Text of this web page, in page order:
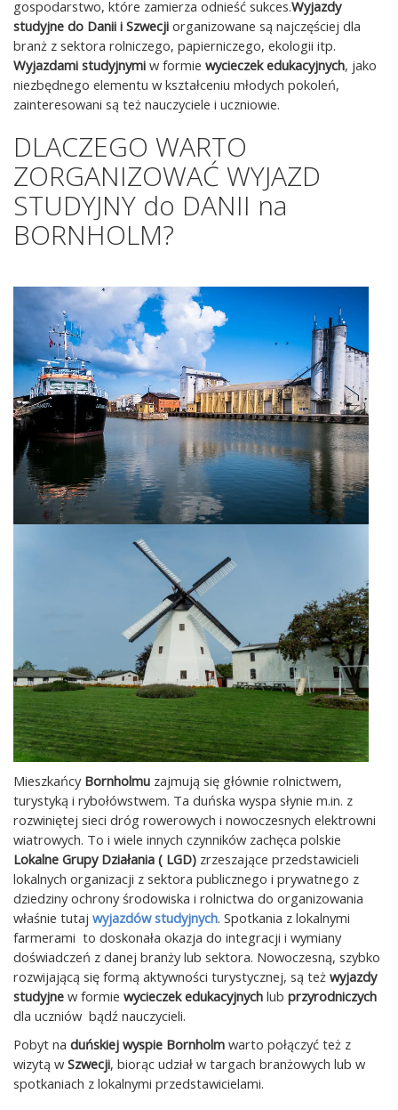
gospodarstwo, które zamierza odnieść sukces.Wyjazdy
studyjne do Danii i Szwecji organizowane są najczęściej dla
branż z sektora rolniczego, papierniczego, ekologii itp.
Wyjazdami studyjnymi w formie wycieczek edukacyjnych, jako
niezbędnego elementu w kształceniu młodych pokoleń,
zainteresowani są też nauczyciele i uczniowie.
DLACZEGO WARTO
ZORGANIZOWAĆ WYJAZD
STUDYJNY do DANII na
BORNHOLM?
Mieszkańcy Bornholmu zajmują się głównie rolnictwem,
turystyką i rybołówstwem. Ta duńska wyspa słynie m.in. z
rozwiniętej sieci dróg rowerowych i nowoczesnych elektrowni
wiatrowych. To i wiele innych czynników zachęca polskie
Lokalne Grupy Działania ( LGD) zrzeszające przedstawicieli
lokalnych organizacji z sektora publicznego i prywatnego z
dziedziny ochrony środowiska i rolnictwa do organizowania
właśnie tutaj wyjazdów studyjnych. Spotkania z lokalnymi
farmerami to doskonała okazja do integracji i wymiany
doświadczeń z danej branży lub sektora. Nowoczesną, szybko
rozwijającą się formą aktywności turystycznej, są też wyjazdy
studyjne w formie wycieczek edukacyjnych lub przyrodniczych
dla uczniów bądź nauczycieli.
Pobyt na duńskiej wyspie Bornholm warto połączyć też z
wizytą w Szwecji, biorąc udział w targach branżowych lub w
spotkaniach z lokalnymi przedstawicielami.